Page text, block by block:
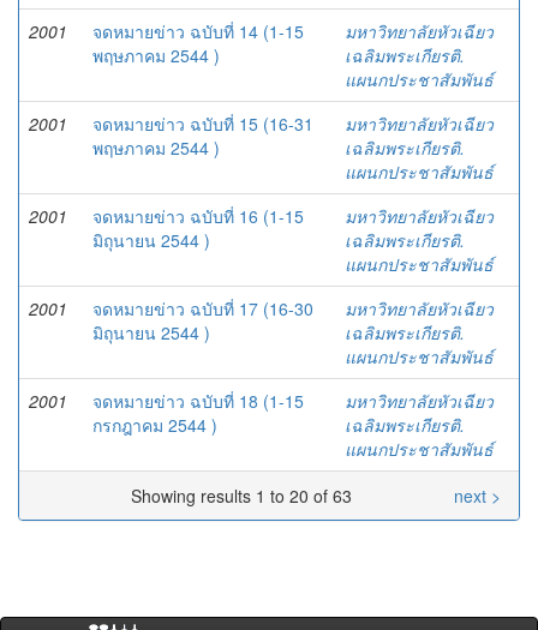
2001
จดหมายข่าว ฉบับที่ 14 (1-15
พฤษภาคม 2544 )
มหาวิทยาลัยหัวเฉียว
เฉลิมพระเกียรติ.
แผนกประชาสัมพันธ์
2001
จดหมายข่าว ฉบับที่ 15 (16-31
พฤษภาคม 2544 )
มหาวิทยาลัยหัวเฉียว
เฉลิมพระเกียรติ.
แผนกประชาสัมพันธ์
2001
จดหมายข่าว ฉบับที่ 16 (1-15
มิถุนายน 2544 )
มหาวิทยาลัยหัวเฉียว
เฉลิมพระเกียรติ.
แผนกประชาสัมพันธ์
2001
จดหมายข่าว ฉบับที่ 17 (16-30
มิถุนายน 2544 )
มหาวิทยาลัยหัวเฉียว
เฉลิมพระเกียรติ.
แผนกประชาสัมพันธ์
2001
จดหมายข่าว ฉบับที่ 18 (1-15
กรกฎาคม 2544 )
มหาวิทยาลัยหัวเฉียว
เฉลิมพระเกียรติ.
แผนกประชาสัมพันธ์
Showing results 1 to 20 of 63
next >